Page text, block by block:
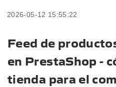
2026-05-12 15:55:22
Feed de
en PrestaShop -
tienda para el